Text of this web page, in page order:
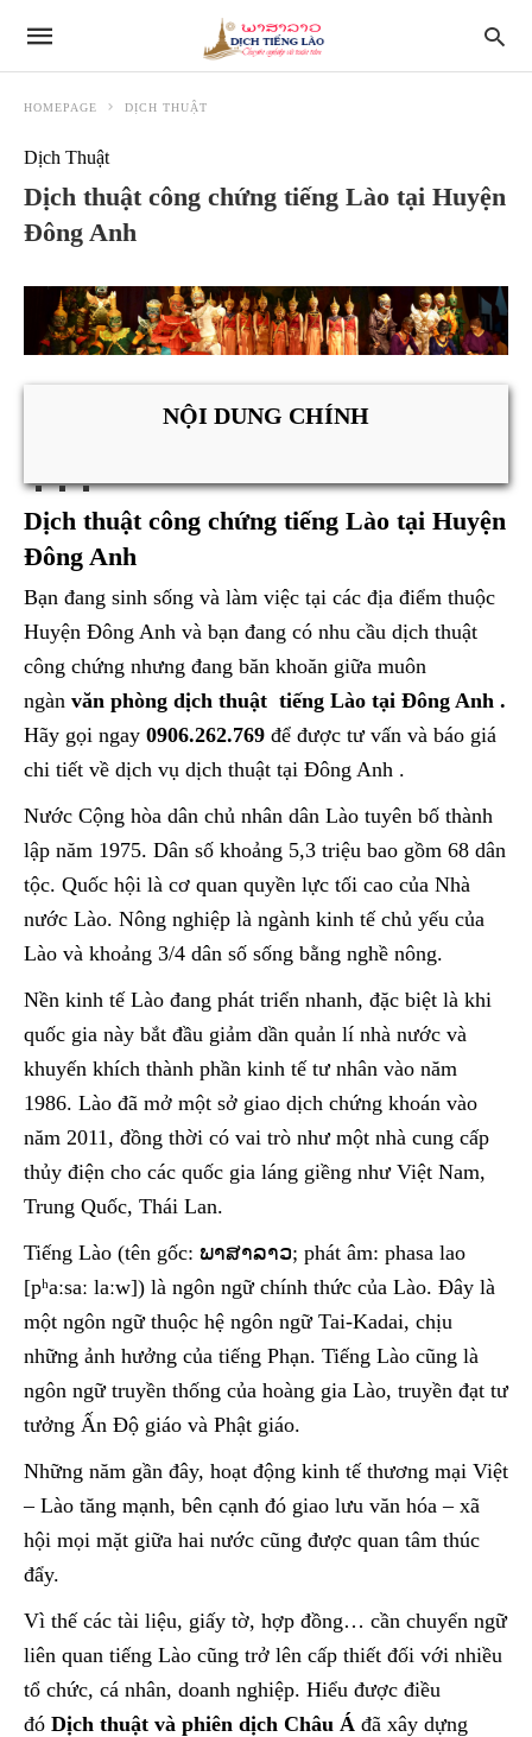
HOMEPAGE DỊCH THUẬT
Dịch Thuật
Dịch thuật công chứng tiếng Lào tại Huyện
Đông Anh
NỘI DUNG CHÍNH
Dịch thuật công chứng tiếng Lào tại Huyện
Đông Anh
Bạn đang sinh sống và làm việc tại các địa điểm thuộc
Huyện Đông Anh và bạn đang có nhu cầu dịch thuật
công chứng nhưng đang băn khoăn giữa muôn
ngàn văn phòng dịch thuật tiếng Lào tại Đông Anh .
Hãy gọi ngay 0906.262.769 để được tư vấn và báo giá
chi tiết về dịch vụ dịch thuật tại Đông Anh .
Nước Cộng hòa dân chủ nhân dân Lào tuyên bố thành
lập năm 1975. Dân số khoảng 5,3 triệu bao gồm 68 dân
tộc. Quốc hội là cơ quan quyền lực tối cao của Nhà
nước Lào. Nông nghiệp là ngành kinh tế chủ yếu của
Lào và khoảng 3/4 dân số sống bằng nghề nông.
Nền kinh tế Lào đang phát triển nhanh, đặc biệt là khi
quốc gia này bắt đầu giảm dần quản lí nhà nước và
khuyến khích thành phần kinh tế tư nhân vào năm
1986. Lào đã mở một sở giao dịch chứng khoán vào
năm 2011, đồng thời có vai trò như một nhà cung cấp
thủy điện cho các quốc gia láng giềng như Việt Nam,
Trung Quốc, Thái Lan.
Tiếng Lào (tên gốc: ພາສາລາວ; phát âm: phasa lao
[pʰaːsaː laːw]) là ngôn ngữ chính thức của Lào. Đây là
một ngôn ngữ thuộc hệ ngôn ngữ Tai-Kadai, chịu
những ảnh hưởng của tiếng Phạn. Tiếng Lào cũng là
ngôn ngữ truyền thống của hoàng gia Lào, truyền đạt tư
tưởng Ấn Độ giáo và Phật giáo.
Những năm gần đây, hoạt động kinh tế thương mại Việt
– Lào tăng mạnh, bên cạnh đó giao lưu văn hóa – xã
hội mọi mặt giữa hai nước cũng được quan tâm thúc
đẩy.
Vì thế các tài liệu, giấy tờ, hợp đồng… cần chuyển ngữ
liên quan tiếng Lào cũng trở lên cấp thiết đối với nhiều
tổ chức, cá nhân, doanh nghiệp. Hiểu được điều
đó Dịch thuật và phiên dịch Châu Á đã xây dựng